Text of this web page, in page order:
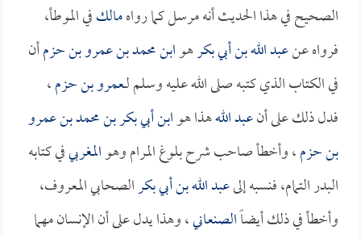
الصحيح في هذا الحديث أنه مرسل كما رواهمالكفي الموطأ،
فرواه عنعبد الله بن أبي بكرهوابن محمد بن عمرو بن حزمأن
في الكتاب الذي كتبه صلى الله عليه وسلم لــعمرو بن حزم،
فدل ذلك على أنعبد اللههذا هوابن أبي بكر بن محمد بن عمرو
بن حزم، وأخطأ صاحب شرح بلوغ المرام وهوالمغربيفي كتابه
البدر التمام، فنسبه إلىعبد الله بن أبي بكرالصحابي المعروف،
وأخطأ في ذلك أيضاًالصنعاني، وهذا يدل على أن الإنسان مهما